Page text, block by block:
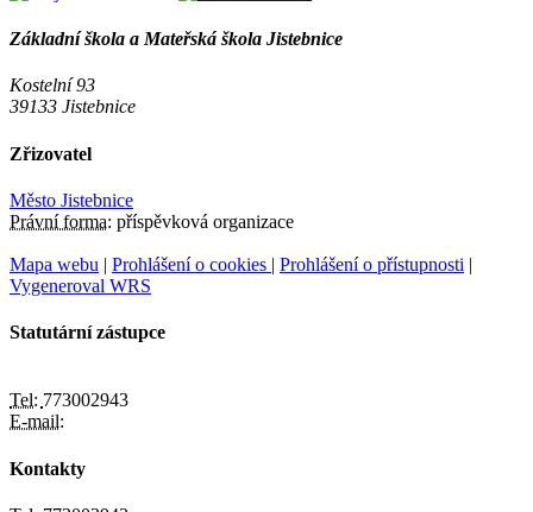
Základní škola a Mateřská škola Jistebnice
Kostelní 93
39133 Jistebnice
Zřizovatel
Město Jistebnice
Právní forma: příspěvková organizace
Mapa webu | Prohlášení o cookies | Prohlášení o přístupnosti |
Vygeneroval WRS
Statutární zástupce
Tel: 773002943
E-mail:
Kontakty